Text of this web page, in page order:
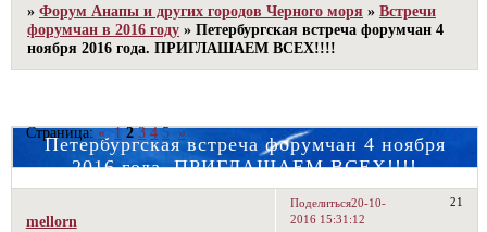
»Форум Анапы и других городов Черного моря »Встречи
форумчан в 2016 году »Петербургская встреча форумчан 4
ноября 2016 года. ПРИГЛАШАЕМ ВСЕХ!!!!
Петербургская встреча форумчан 4 ноября
2016 года. ПРИГЛАШАЕМ ВСЕХ!!!!
Страница:« 1 2 3 4 5 »
Поделиться 21
20-10-
2016 15:31:12
mellorn